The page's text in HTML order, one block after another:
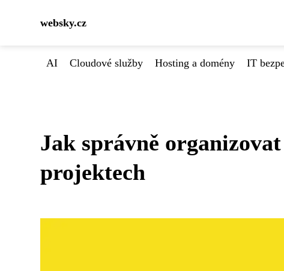
websky.cz
AI Cloudové služby Hosting a domény IT
Jak správně
projektech